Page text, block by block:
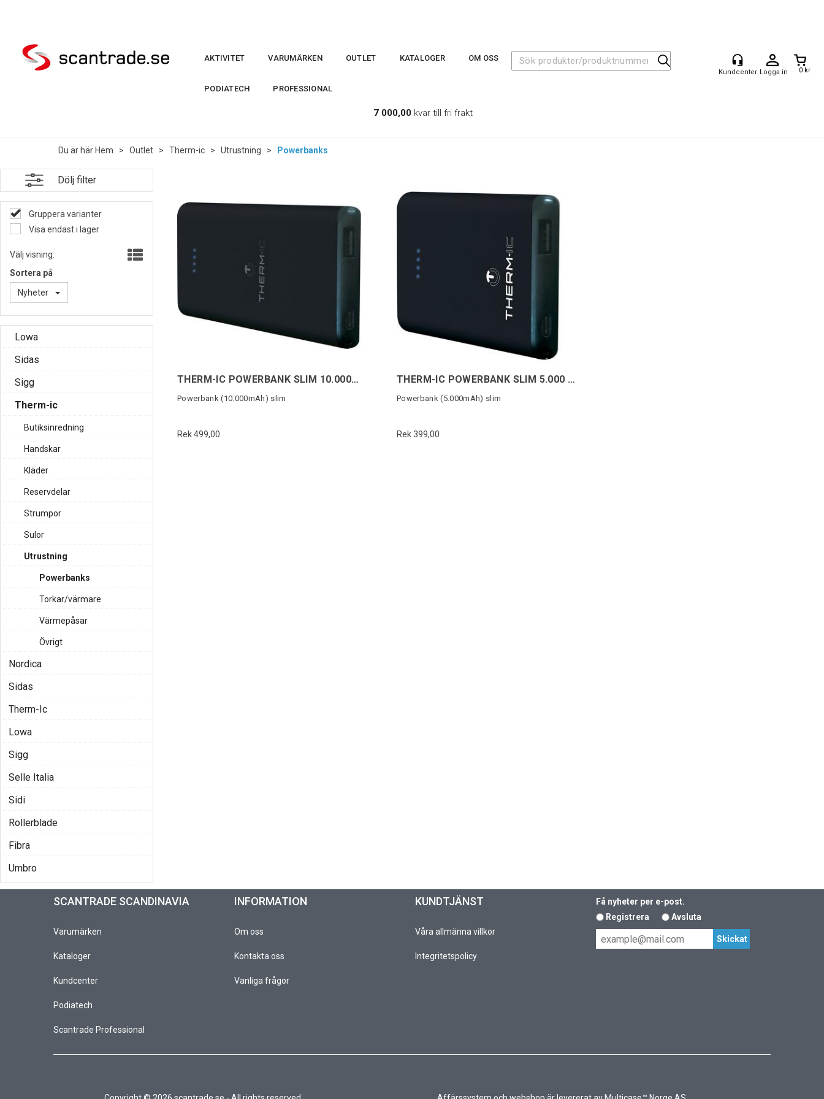
Logga in 0 kr
AKTIVITET VARUMÄRKEN OUTLET KATALOGER OM OSS
PODIATECH PROFESSIONAL
7 000,00 kvar till fri frakt
Du är här Hem > Outlet > Therm-ic > Utrustning > Powerbanks
Dölj filter
Gruppera varianter
Visa endast i lager
Välj visning:
Sortera på
Nyheter
Lowa
Sidas
Sigg
Therm-ic
Butiksinredning
Handskar
Kläder
Reservdelar
Strumpor
Sulor
Utrustning
Powerbanks
Torkar/värmare
Värmepåsar
Övrigt
Nordica
Sidas
Therm-Ic
Lowa
Sigg
Selle Italia
Sidi
Rollerblade
Fibra
Umbro
THERM-IC POWERBANK SLIM 10.000 mAh
Powerbank (10.000mAh) slim
Rek 499,00
THERM-IC POWERBANK SLIM 5.000 mAh
Powerbank (5.000mAh) slim
Rek 399,00
SCANTRADE SCANDINAVIA
Varumärken
Kataloger
Kundcenter
Podiatech
Scantrade Professional
INFORMATION
Om oss
Kontakta oss
Vanliga frågor
KUNDTJÄNST
Våra allmänna villkor
Integritetspolicy
Få nyheter per e-post.
Registrera
Avsluta